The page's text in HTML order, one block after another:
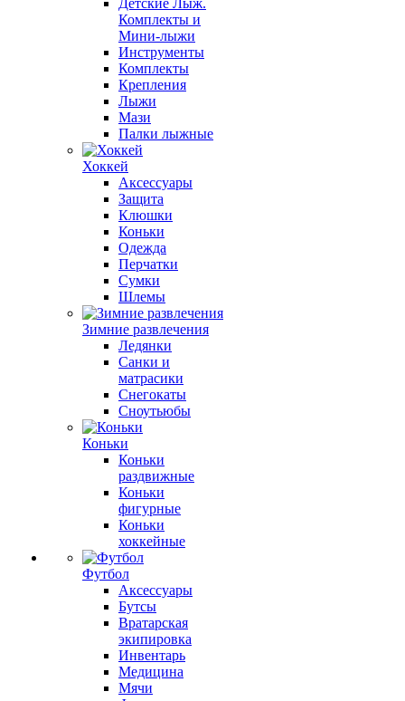
Детские Лыж.
Комплекты и
Мини-лыжи
Инструменты
Комплекты
Крепления
Лыжи
Мази
Палки лыжные
Хоккей
Аксессуары
Защита
Клюшки
Коньки
Одежда
Перчатки
Сумки
Шлемы
Зимние развлечения
Ледянки
Санки и
матрасики
Снегокаты
Сноутьюбы
Коньки
Коньки
раздвижные
Коньки
фигурные
Коньки
хоккейные
Футбол
Аксессуары
Бутсы
Вратарская
экипировка
Инвентарь
Медицина
Мячи